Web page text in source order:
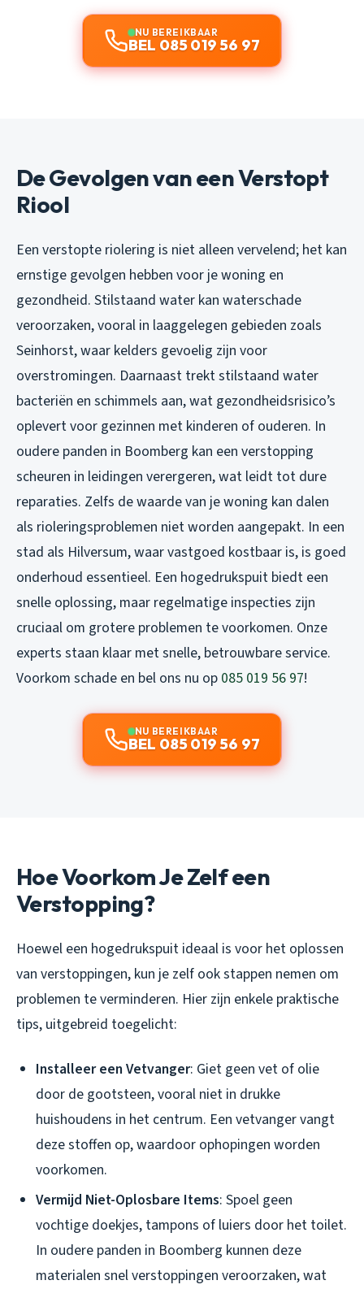
NU BEREIKBAAR
BEL 085 019 56 97
De Gevolgen van een Verstopt
Riool
Een verstopte riolering is niet alleen vervelend; het kan
ernstige gevolgen hebben voor je woning en
gezondheid. Stilstaand water kan waterschade
veroorzaken, vooral in laaggelegen gebieden zoals
Seinhorst, waar kelders gevoelig zijn voor
overstromingen. Daarnaast trekt stilstaand water
bacteriën en schimmels aan, wat gezondheidsrisico’s
oplevert voor gezinnen met kinderen of ouderen. In
oudere panden in Boomberg kan een verstopping
scheuren in leidingen verergeren, wat leidt tot dure
reparaties. Zelfs de waarde van je woning kan dalen
als rioleringsproblemen niet worden aangepakt. In een
stad als Hilversum, waar vastgoed kostbaar is, is goed
onderhoud essentieel. Een hogedrukspuit biedt een
snelle oplossing, maar regelmatige inspecties zijn
cruciaal om grotere problemen te voorkomen. Onze
experts staan klaar met snelle, betrouwbare service.
Voorkom schade en bel ons nu op 085 019 56 97!
NU BEREIKBAAR
BEL 085 019 56 97
Hoe Voorkom Je Zelf een
Verstopping?
Hoewel een hogedrukspuit ideaal is voor het oplossen
van verstoppingen, kun je zelf ook stappen nemen om
problemen te verminderen. Hier zijn enkele praktische
tips, uitgebreid toegelicht:
Installeer een Vetvanger: Giet geen vet of olie
door de gootsteen, vooral niet in drukke
huishoudens in het centrum. Een vetvanger vangt
deze stoffen op, waardoor ophopingen worden
voorkomen.
Vermijd Niet-Oplosbare Items: Spoel geen
vochtige doekjes, tampons of luiers door het toilet.
In oudere panden in Boomberg kunnen deze
materialen snel verstoppingen veroorzaken, wat